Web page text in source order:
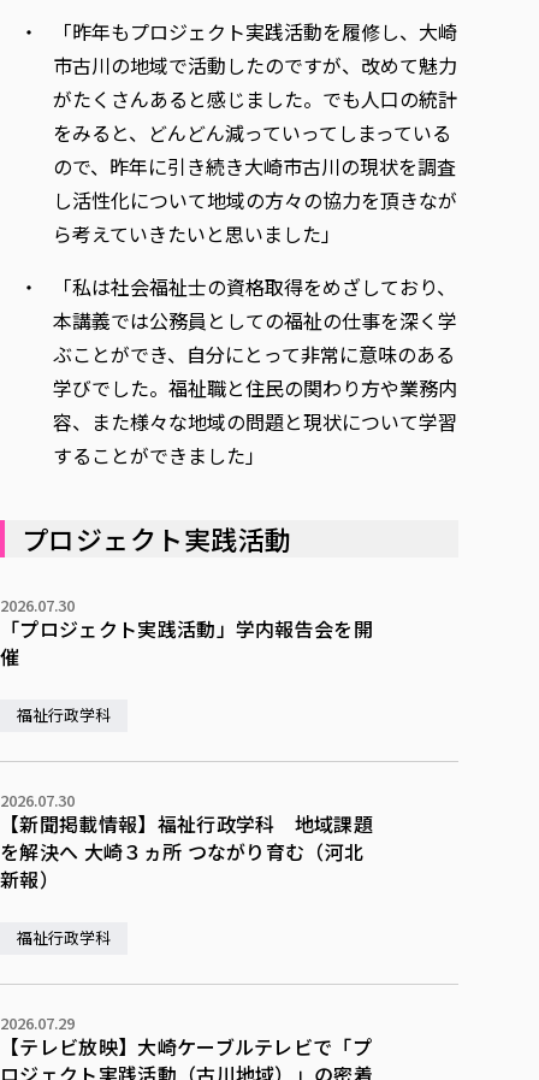
「昨年もプロジェクト実践活動を履修し、大崎
市古川の地域で活動したのですが、改めて魅力
がたくさんあると感じました。でも人口の統計
をみると、どんどん減っていってしまっている
ので、昨年に引き続き大崎市古川の現状を調査
し活性化について地域の方々の協力を頂きなが
ら考えていきたいと思いました」
「私は社会福祉士の資格取得をめざしており、
本講義では公務員としての福祉の仕事を深く学
ぶことができ、自分にとって非常に意味のある
学びでした。福祉職と住民の関わり方や業務内
容、また様々な地域の問題と現状について学習
することができました」
プロジェクト実践活動
2026.07.30
「プロジェクト実践活動」学内報告会を開
催
福祉行政学科
2026.07.30
【新聞掲載情報】福祉行政学科 地域課題
を解決へ 大崎３ヵ所 つながり育む（河北
新報）
福祉行政学科
2026.07.29
【テレビ放映】大崎ケーブルテレビで「プ
ロジェクト実践活動（古川地域）」の密着